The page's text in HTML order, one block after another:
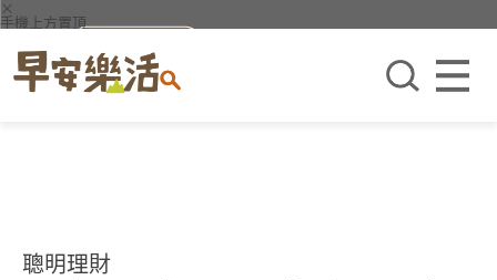
×
手機上方置頂
聰明理財